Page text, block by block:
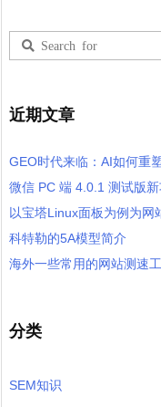
近期文章
GEO时代来临：AI如何重
微信 PC 端 4.0.1 测试版
以宝塔Linux面板为例为网
科特勒的5A模型简介
海外一些常用的网站测速
分类
SEM知识